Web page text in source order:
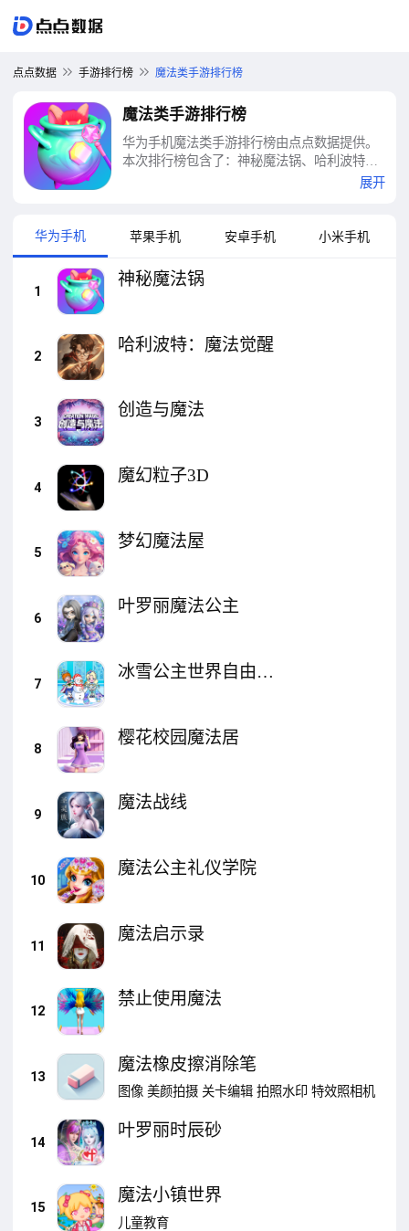
点点数据 手游排行榜 魔法类手游排行榜
魔法类手游排行榜
华为手机魔法类手游排行榜由点点数据提供。
本次排行榜包含了：神秘魔法锅、哈利波特：
魔法觉醒、创造与魔法、魔幻粒子3D、梦幻魔
礼仪学院等十大魔法类手游排行榜
展开
华为手机 苹果手机 安卓手机 小米手机
1
神秘魔法锅
2
哈利波特：魔法觉醒
3
创造与魔法
4
魔幻粒子3D
5
梦幻魔法屋
6
叶罗丽魔法公主
7
冰雪公主世界自由魔
8
樱花校园魔法居
9
魔法战线
10
魔法公主礼仪学院
11
魔法启示录
12
禁止使用魔法
13
魔法橡皮擦消除笔
图像 美颜拍摄 关卡编辑 拍照水印 特效照相机
14
叶罗丽时辰砂
15
魔法小镇世界
儿童教育